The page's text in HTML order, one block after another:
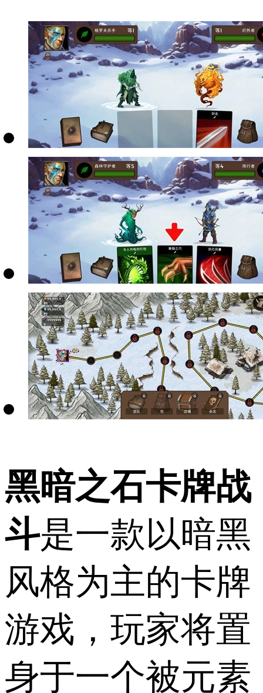
黑暗之石卡牌战
斗是一款以暗黑
风格为主的卡牌
游戏，玩家将置
身于一个被元素